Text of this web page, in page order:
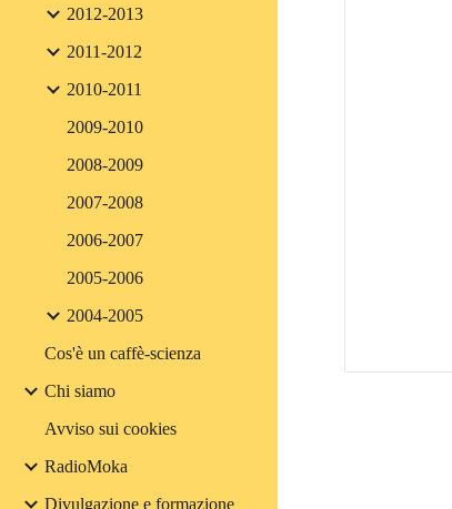
2012-2013
2011-2012
2010-2011
2009-2010
2008-2009
2007-2008
2006-2007
2005-2006
2004-2005
Cos'è un caffè-scienza
Chi siamo
Avviso sui cookies
RadioMoka
Divulgazione e formazione